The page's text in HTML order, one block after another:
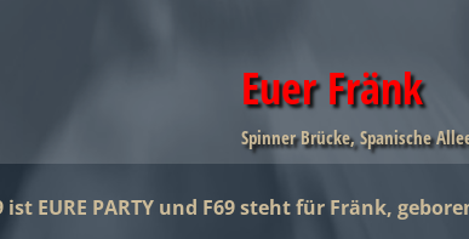
Euer Fränk
Spinner Brücke, Spanische
EURE PARTY und F69 steht für Fränk,